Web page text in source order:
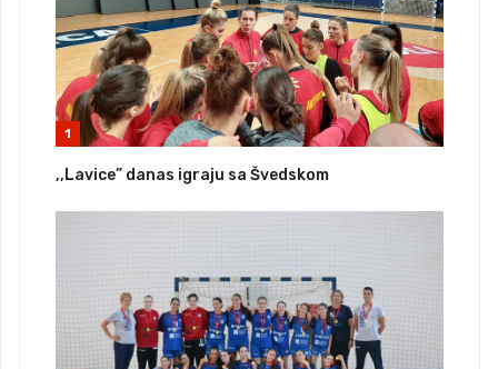
1
,,Lavice” danas igraju sa Švedskom